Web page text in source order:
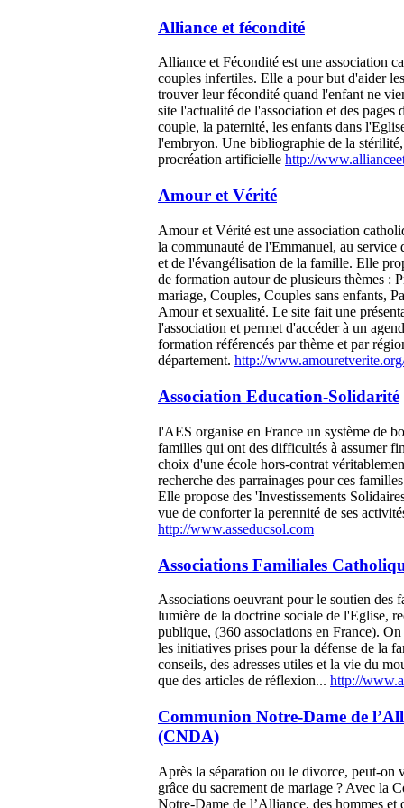
Alliance et fécondité
Alliance et Fécondité est une association
couples infertiles. Elle a pour but d'aider
trouver leur fécondité quand l'enfant ne
site l'actualité de l'association et des pages
couple, la paternité, les enfants dans
l'embryon. Une bibliographie de la
procréation artificielle http://
Amour et Vérité
Amour et Vérité est une association
la communauté de l'Emmanuel, au service
et de l'évangélisation de la famille. Elle
de formation autour de plusieurs thèmes :
mariage, Couples, Couples sans enfants,
Amour et sexualité. Le site fait une
l'association et permet d'accéder à un
formation référencés par thème et par
département. http://
Association Education-Solidarité
l'AES organise en France un système de
familles qui ont des difficultés à assumer
choix d'une école hors-contrat
recherche des parrainages pour ces
Elle propose des 'Investissements
vue de conforter la perennité de ses
http://www.asseducsol.com
Associations Familiales
Associations oeuvrant pour le soutien des
lumière de la doctrine sociale de l'Eglise,
publique, (360 associations en France).
les initiatives prises pour la défense de la
conseils, des adresses utiles et la vie du
que des articles de réflexion... http://
Communion Notre-Dame de
(CNDA)
Après la séparation ou le divorce, peut-on
grâce du sacrement de mariage ? Avec la
Notre-Dame de l’Alliance, des hommes et